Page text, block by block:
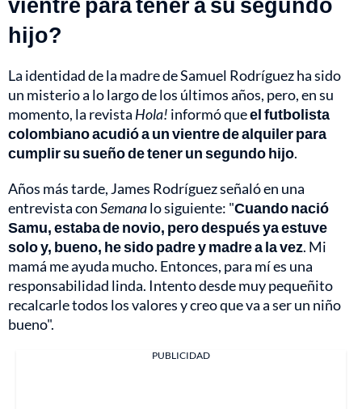
hijo?
La identidad de la madre de Samuel Rodríguez ha sido
un misterio a lo largo de los últimos años, pero, en su
momento, la revista Hola! informó queel futbolista
colombiano acudió a un vientre de alquiler para
cumplir su sueño de tener un segundo hijo.
Años más tarde, James Rodríguez señaló en una
entrevista conSemanalo siguiente: "Cuando nació
Samu, estaba de novio, pero después ya estuve
solo y, bueno, he sido padre y madre a la vez. Mi
mamá me ayuda mucho. Entonces, para mí es una
responsabilidad linda. Intento desde muy pequeñito
recalcarle todos los valores y creo que va a ser un niño
bueno".
PUBLICIDAD